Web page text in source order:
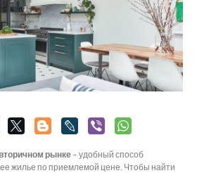
рынке – удобный способ
жилье по приемлемой цене. Чтобы найти